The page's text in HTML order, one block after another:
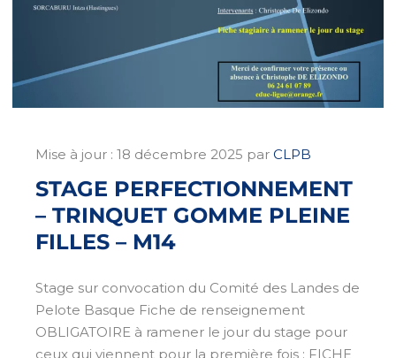
Mise à jour : 18 décembre 2025 par CLPB
STAGE PERFECTIONNEMENT
– TRINQUET GOMME PLEINE
FILLES – M14
Stage sur convocation du Comité des Landes de
Pelote Basque Fiche de renseignement
OBLIGATOIRE à ramener le jour du stage pour
ceux qui viennent pour la première fois : FICHE